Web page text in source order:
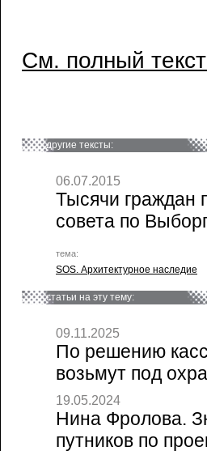
См. полный
другие тексты:
06.07.2015
Тысячи граждан
совета по
тема:
SOS. Архитектурное наследие
статьи на эту тему:
09.11.2025
По решению
возьмут под
19.05.2024
Нина Фролова.
путников по